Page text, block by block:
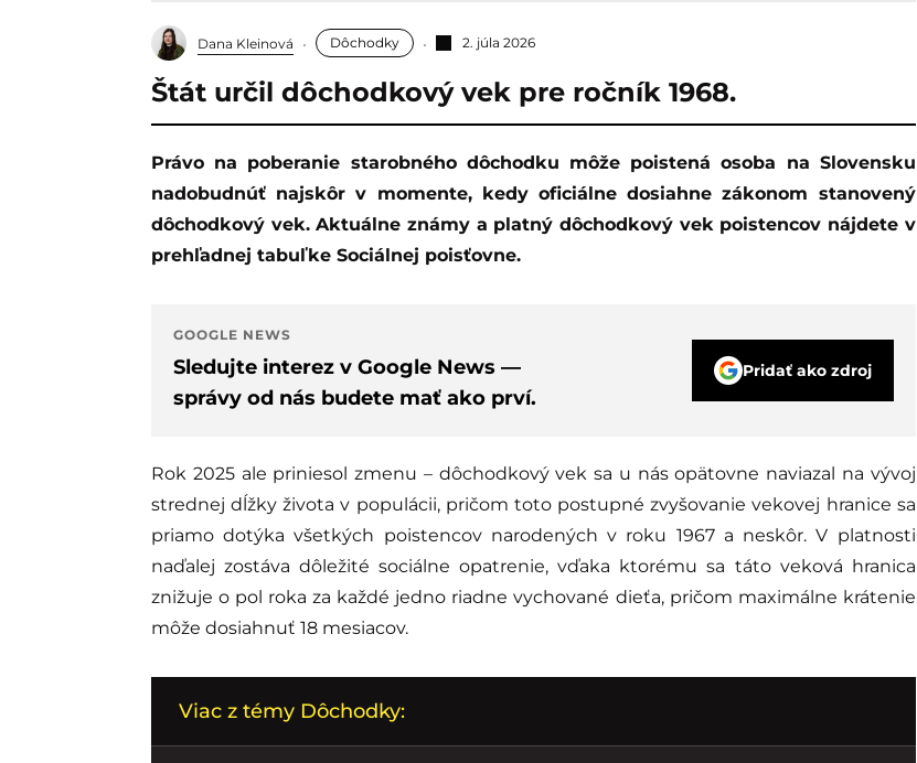
Dana Kleinová Dôchodky 2. júla 2026
Štát určil dôchodkový vek pre ročník 1968.
Právo na poberanie starobného dôchodku môže poistená osoba na Slovensku
nadobudnúť najskôr v momente, kedy oficiálne dosiahne zákonom stanovený
dôchodkový vek. Aktuálne známy a platný dôchodkový vek poistencov nájdete v
prehľadnej tabuľke Sociálnej poisťovne.
GOOGLE NEWS
Sledujte interez v Google News —
správy od nás budete mať ako prví.
Pridať ako zdroj
Rok 2025 ale priniesol zmenu – dôchodkový vek sa u nás opätovne naviazal na vývoj
strednej dĺžky života v populácii, pričom toto postupné zvyšovanie vekovej hranice sa
priamo dotýka všetkých poistencov narodených v roku 1967 a neskôr. V platnosti
naďalej zostáva dôležité sociálne opatrenie, vďaka ktorému sa táto veková hranica
znižuje o pol roka za každé jedno riadne vychované dieťa, pričom maximálne krátenie
môže dosiahnuť 18 mesiacov.
Viac z témy Dôchodky: